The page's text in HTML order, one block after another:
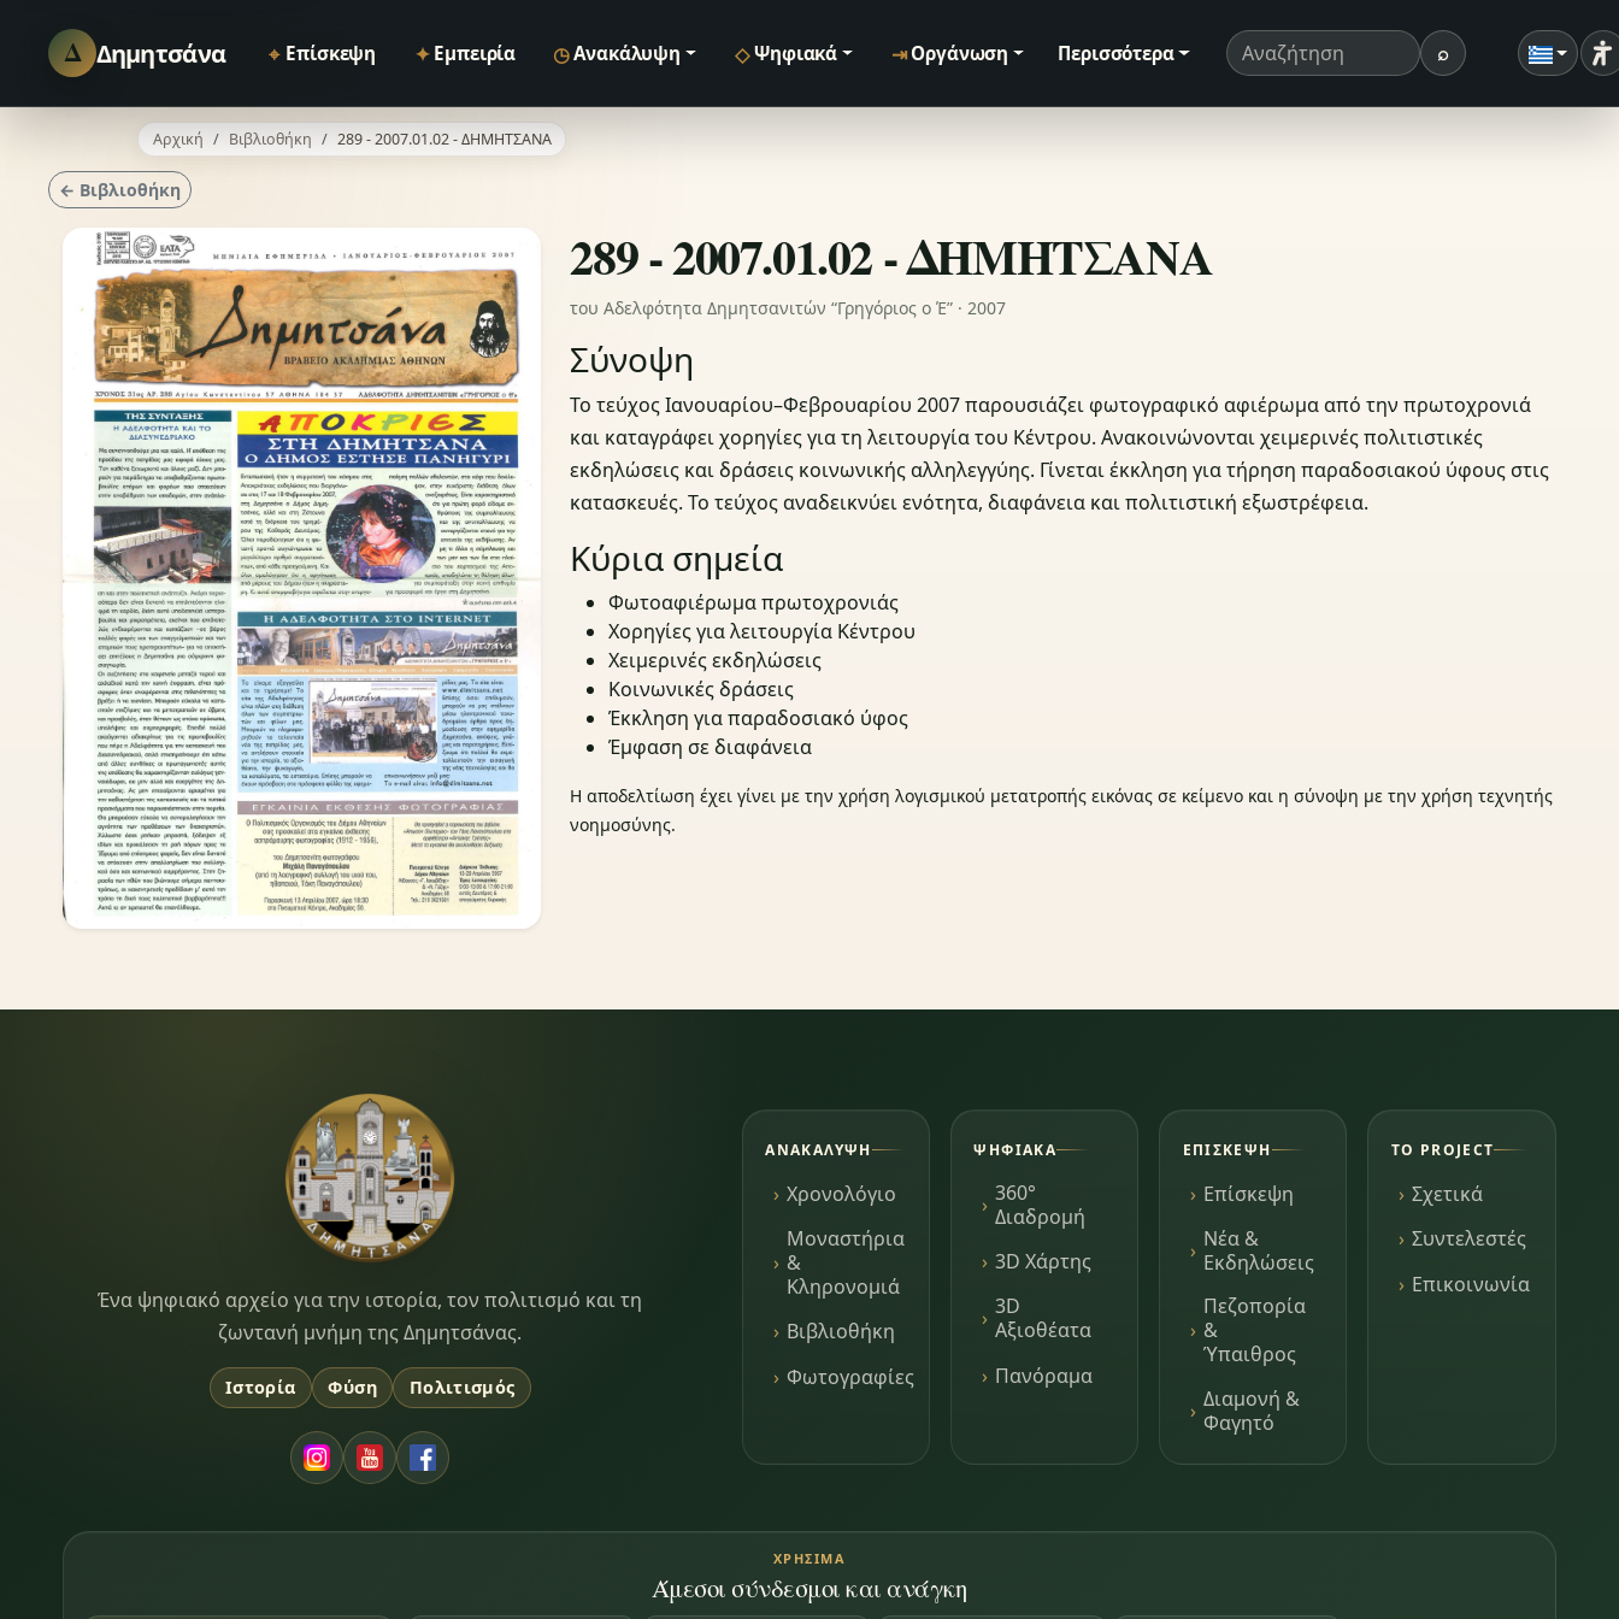
Δ Δημητσάνα ⌖ Επίσκεψη ✦ Εμπειρία ◷Ανακάλυψη ◇ Ψηφιακά ⇥ Οργάνωση Περισσότερα Όρος αναζήτησης ⌕Αναζήτηση
Αρχική Βιβλιοθήκη 289 - 2007.01.02 - ΔΗΜΗΤΣΑΝΑ
← Βιβλιοθήκη
289 - 2007.01.02 - ΔΗΜΗΤΣΑΝΑ
του Αδελφότητα Δημητσανιτών “Γρηγόριος ο Έ” · 2007
Σύνοψη
Το τεύχος Ιανουαρίου–Φεβρουαρίου 2007 παρουσιάζει φωτογραφικό αφιέρωμα από την πρωτοχρονιά
και καταγράφει χορηγίες για τη λειτουργία του Κέντρου. Ανακοινώνονται χειμερινές πολιτιστικές
εκδηλώσεις και δράσεις κοινωνικής αλληλεγγύης. Γίνεται έκκληση για τήρηση παραδοσιακού ύφους στις
κατασκευές. Το τεύχος αναδεικνύει ενότητα, διαφάνεια και πολιτιστική εξωστρέφεια.
Κύρια σημεία
Φωτοαφιέρωμα πρωτοχρονιάς
Χορηγίες για λειτουργία Κέντρου
Χειμερινές εκδηλώσεις
Κοινωνικές δράσεις
Έκκληση για παραδοσιακό ύφος
Έμφαση σε διαφάνεια
Η αποδελτίωση έχει γίνει με την χρήση λογισμικού μετατροπής εικόνας σε κείμενο και η σύνοψη με την χρήση τεχνητής
νοημοσύνης.
Dimitsana.gr
Ένα ψηφιακό αρχείο για την ιστορία, τον πολιτισμό και τη
ζωντανή μνήμη της Δημητσάνας.
Ιστορία Φύση Πολιτισμός
ΑΝΑΚΆΛΥΨΗ
Χρονολόγιο
Μοναστήρια
&
Κληρονομιά
Βιβλιοθήκη
Φωτογραφίες
ΨΗΦΙΑΚΆ
360°
Διαδρομή
3D Χάρτης
3D
Αξιοθέατα
Πανόραμα
ΕΠΊΣΚΕΨΗ
Επίσκεψη
Νέα &
Εκδηλώσεις
Πεζοπορία
&
Ύπαιθρος
Διαμονή &
Φαγητό
ΤΟ PROJECT
Σχετικά
Συντελεστές
Επικοινωνία
ΧΡΉΣΙΜΑ
Άμεσοι σύνδεσμοι και ανάγκη